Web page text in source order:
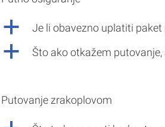
a Je li obavezno uplatiti
a Što ako otkažem
Putovanje zrakoplovom